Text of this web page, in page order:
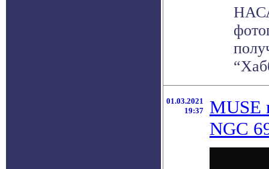
01.03.2021
19:37
MUSE
NGC